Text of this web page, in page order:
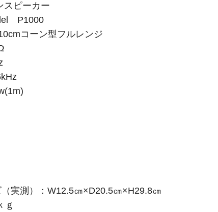
スピーカー
P1000
コーン型フルレンジ
実測）：W12.5㎝×D20.5㎝×H29.8㎝
ｇ